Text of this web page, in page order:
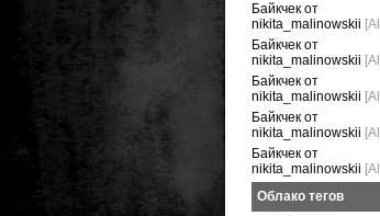
Байкчек от
nikita_malinowskii
Байкчек от
nikita_malinowskii
Байкчек от
nikita_malinowskii
Байкчек от
nikita_malinowskii
Байкчек от
nikita_malinowskii
Облако тегов